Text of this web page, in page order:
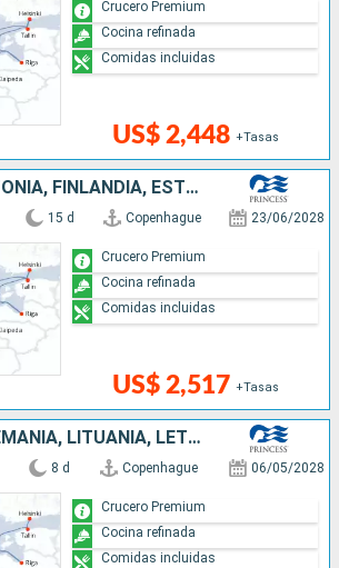
US$ 2,448 +Tasas
Crucero Premium
Cocina refinada
Comidas incluidas
DINAMARCA, LETONIA, FINLANDIA, ESTONIA, SUECIA, LITUANIA, ALEMANIA
15 d Copenhague 23/06/2028
US$ 2,517 +Tasas
Crucero Premium
Cocina refinada
Comidas incluidas
DINAMARCA, ALEMANIA, LITUANIA, LETONIA, ESTONIA, FINLANDIA
8 d Copenhague 06/05/2028
Crucero Premium
Cocina refinada
Comidas incluidas